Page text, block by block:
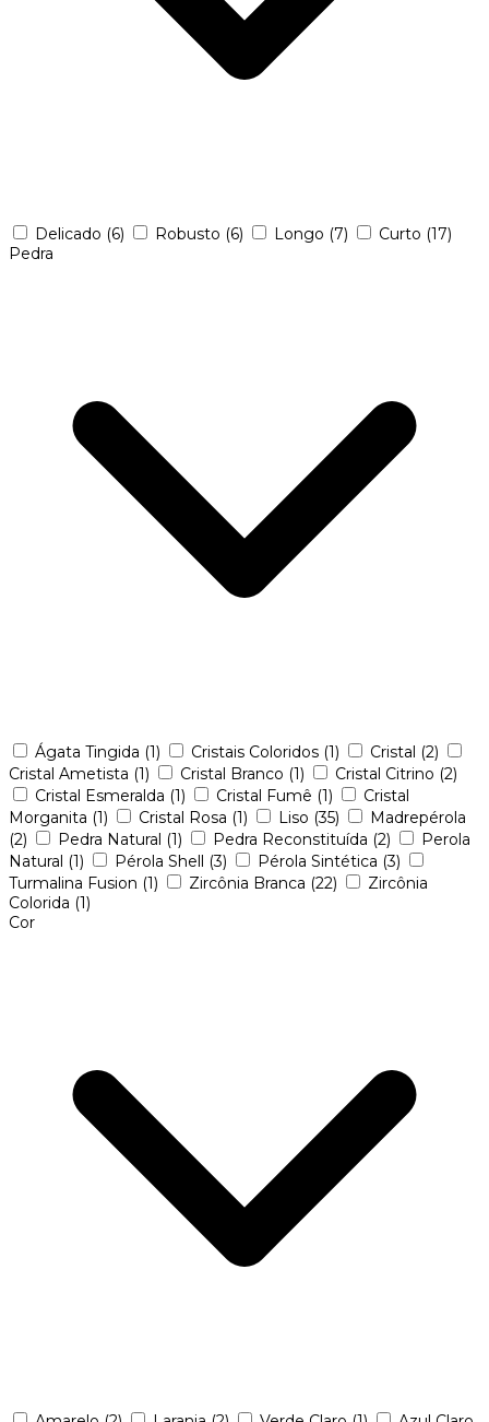
Delicado (6) Robusto (6) Longo (7) Curto (17)
Pedra
Ágata Tingida (1) Cristais Coloridos (1) Cristal (2)
Cristal Ametista (1) Cristal Branco (1) Cristal Citrino (2)
Cristal Esmeralda (1) Cristal Fumê (1)
Cristal
Morganita (1) Cristal Rosa (1) Liso (35)
Madrepérola
(2)
Pedra Natural (1) Pedra Reconstituída (2)
Perola
Natural (1) Pérola Shell (3) Pérola Sintética (3)
Turmalina Fusion (1) Zircônia Branca (22)
Zircônia
Colorida (1)
Cor